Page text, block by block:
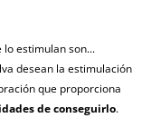
lo estimulan son...
desean la estimulación
que proporciona
de conseguirlo.